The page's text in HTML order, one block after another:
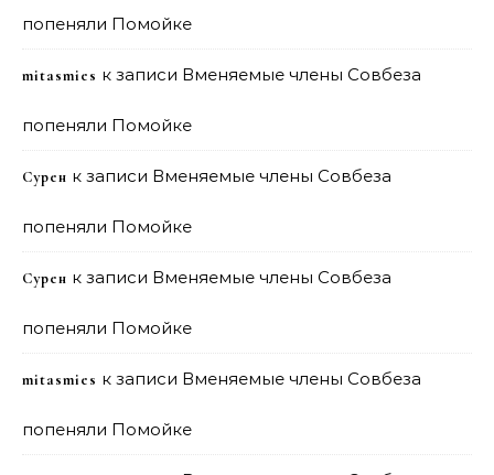
попеняли Помойке
mitasmies к записи Вменяемые члены Совбеза
попеняли Помойке
Сурен к записи Вменяемые члены Совбеза
попеняли Помойке
Сурен к записи Вменяемые члены Совбеза
попеняли Помойке
mitasmies к записи Вменяемые члены Совбеза
попеняли Помойке